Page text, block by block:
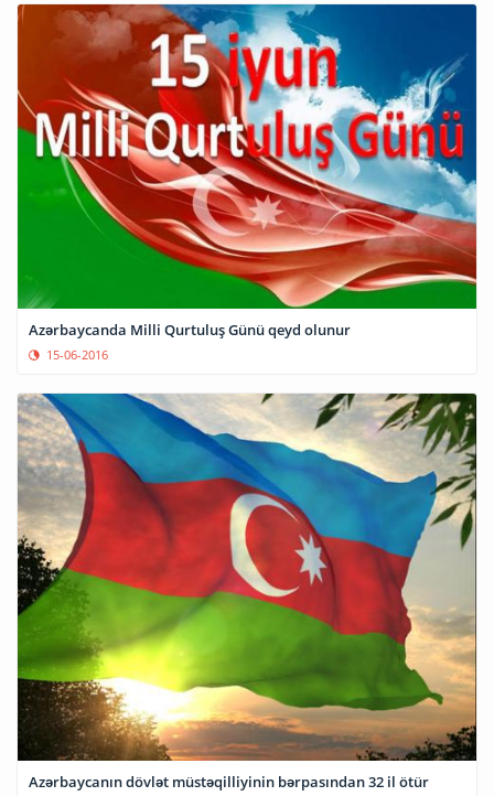
Azərbaycanda Milli Qurtuluş Günü qeyd olunur
15-06-2016
Azərbaycanın dövlət müstəqilliyinin bərpasından 32 il ötür